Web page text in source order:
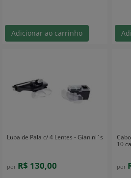
Adicionar ao carrinho
Lupa de Pala c/ 4 Lentes - Gianini`s
por R$ 130,00
10
por